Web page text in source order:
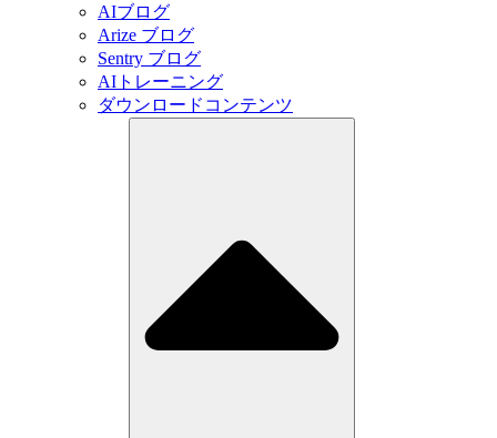
AIブログ
Arize ブログ
Sentry ブログ
AIトレーニング
ダウンロードコンテンツ